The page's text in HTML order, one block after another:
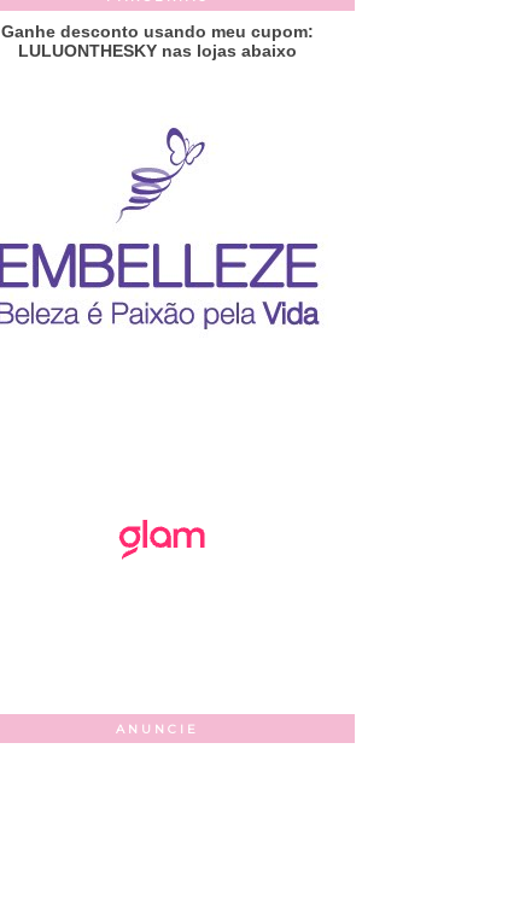
Ganhe desconto usando meu cupom:
LULUONTHESKY nas lojas abaixo
ANUNCIE